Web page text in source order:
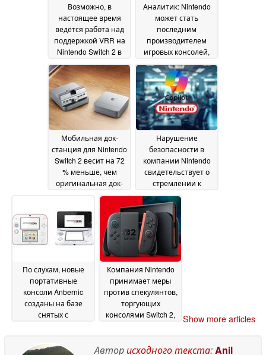
Возможно, в
настоящее время
ведётся работа над
поддержкой VRR на
Nintendo Switch 2 в
режиме
подключения к док-
станции11 July 2026
Аналитик: Nintendo
может стать
последним
производителем
игровых консолей,
который продолжит
поддерживать
физические игры
после того, как Sony
откажется от дисков
06 July 2026
Мобильная док-
станция для Nintendo
Switch 2 весит на 72
% меньше, чем
оригинальная док-
станция Nintendo18
Нарушение
безопасности в
компании Nintendo
свидетельствует о
стремлении к
внедрению
искусственного
интеллекта, хотя в
играх для Switch 2
эти технологии не
используются
2026
По слухам, новые
портативные
консоли Anbernic
созданы на базе
снятых с
June 2026
Компания Nintendo
принимает меры
против спекулянтов,
торгующих
консолями Switch 2,
времени
Show more articles
Авторисходного текста:Anil